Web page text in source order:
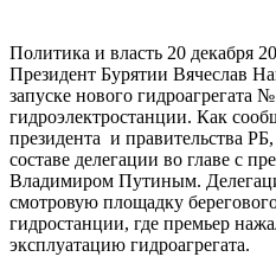
Политика и власть 20 декабря
Президент Бурятии Вячеслав
запуске нового
гидроэлектростанции. Как
президента и правительства
составе делегации во главе с
Владимиром Путиным.
смотровую площадку
гидростанции, где премьер
эксплуатацию гидроагрегата.